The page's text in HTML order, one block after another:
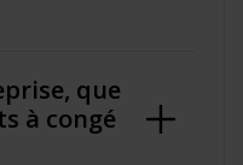
que
à congé